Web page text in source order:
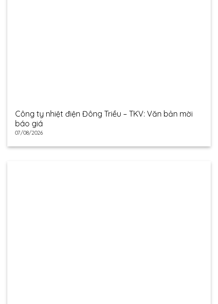
Công ty nhiệt điện Đông Triều – TKV: Văn bản mời
báo giá
07/08/2026